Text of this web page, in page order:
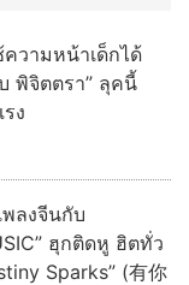
วามหน้าเด็กได้
พิจิตตรา” ลุคนี้
ง
พลงจีนกับ
ฮุกติดหู ฮิตทั่ว
Sparks” (有你